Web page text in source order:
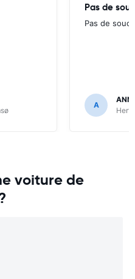
Pas de
Pas de
A
voiture de